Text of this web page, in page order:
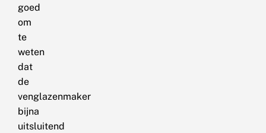
goed
om
te
weten
dat
de
venglazenmaker
bijna
uitsluitend